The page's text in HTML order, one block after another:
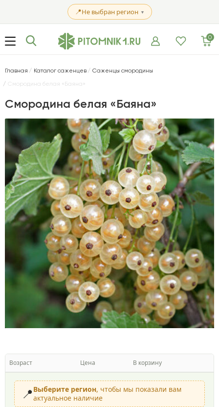
📍Не выбран регион ▼
0
Главная Каталог саженцев
Саженцы смородины
Смородина белая «Баяна»
Смородина белая «Баяна»
Возраст Цена В корзину
📍 Выберите регион, чтобы мы показали вам
актуальное наличие